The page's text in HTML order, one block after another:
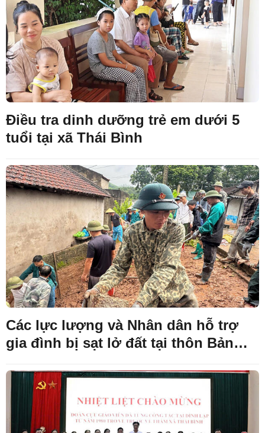
Điều tra dinh dưỡng trẻ em dưới 5
tuổi tại xã Thái Bình
Các lực lượng và Nhân dân hỗ trợ
gia đình bị sạt lở đất tại thôn Bản